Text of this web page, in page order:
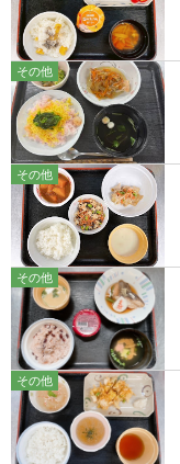
その他
その他
その他
その他